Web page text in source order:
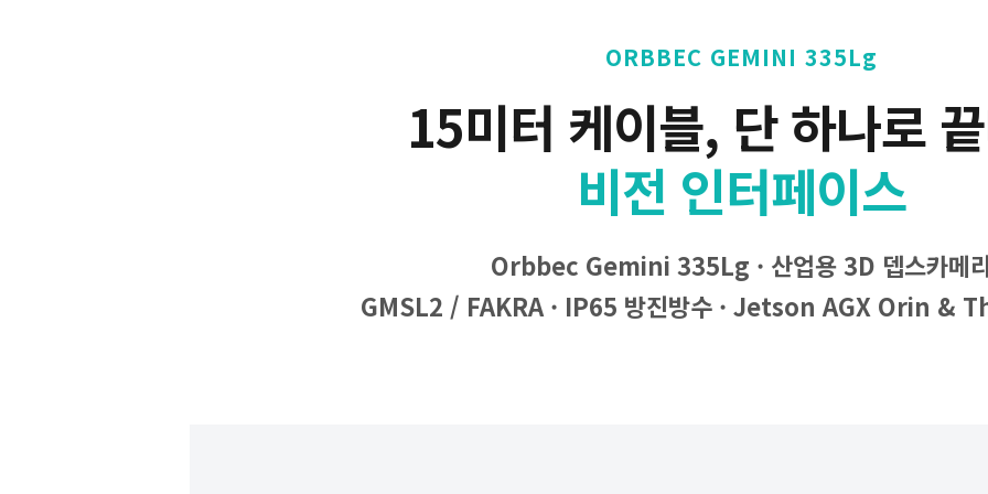
ORBBEC GEMINI 335Lg
15미터 케이블, 단 하나로
비전 인터페이스
Orbbec Gemini 335Lg · 산업용 3D 뎁스카메
GMSL2 / FAKRA · IP65 방진방수 · Jetson AGX Orin &